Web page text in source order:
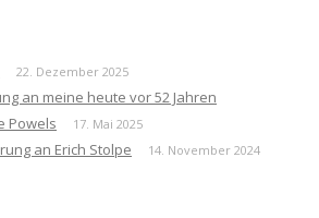
22. Dezember 2025
an meine heute vor 52 Jahren
Powels
17. Mai 2025
an Erich Stolpe 14. November 2024